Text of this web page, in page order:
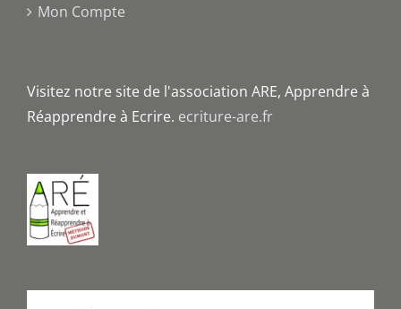
Mon Compte
Visitez notre site de l'association ARE, Apprendre à
Réapprendre à Ecrire. ecriture-are.fr